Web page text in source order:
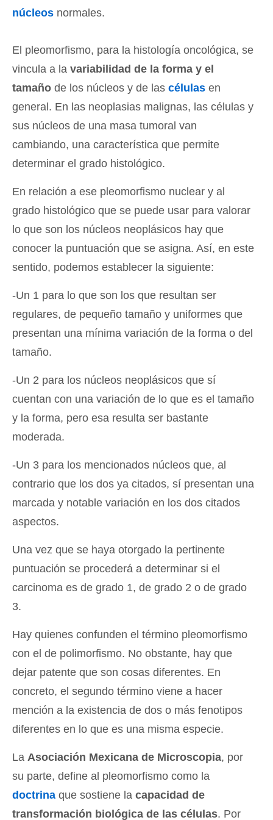
núcleos normales.
El pleomorfismo, para la histología oncológica, se
vincula a la variabilidad de la forma y el
tamaño de los núcleos y de las células en
general. En las neoplasias malignas, las células y
sus núcleos de una masa tumoral van
cambiando, una característica que permite
determinar el grado histológico.
En relación a ese pleomorfismo nuclear y al
grado histológico que se puede usar para valorar
lo que son los núcleos neoplásicos hay que
conocer la puntuación que se asigna. Así, en este
sentido, podemos establecer la siguiente:
-Un 1 para lo que son los que resultan ser
regulares, de pequeño tamaño y uniformes que
presentan una mínima variación de la forma o del
tamaño.
-Un 2 para los núcleos neoplásicos que sí
cuentan con una variación de lo que es el tamaño
y la forma, pero esa resulta ser bastante
moderada.
-Un 3 para los mencionados núcleos que, al
contrario que los dos ya citados, sí presentan una
marcada y notable variación en los dos citados
aspectos.
Una vez que se haya otorgado la pertinente
puntuación se procederá a determinar si el
carcinoma es de grado 1, de grado 2 o de grado
3.
Hay quienes confunden el término pleomorfismo
con el de polimorfismo. No obstante, hay que
dejar patente que son cosas diferentes. En
concreto, el segundo término viene a hacer
mención a la existencia de dos o más fenotipos
diferentes en lo que es una misma especie.
La Asociación Mexicana de Microscopia, por
su parte, define al pleomorfismo como la
doctrina que sostiene la capacidad de
transformación biológica de las células. Por